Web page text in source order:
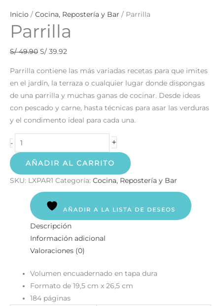
Inicio / Cocina, Repostería y Bar / Parrilla
Parrilla
S/49.90 S/ 39.92
Parrilla contiene las más variadas recetas para que imites
en el jardín, la terraza o cualquier lugar donde dispongas
de una parrilla y muchas ganas de cocinar. Desde ideas
con pescado y carne, hasta técnicas para asar las verduras
y el condimento ideal para cada una.
- +
AÑADIR AL CARRITO
SKU: LXPAR1 Categoría: Cocina, Repostería y Bar
AÑADIR A LA LISTA DE DESEOS
Descripción
Información adicional
Valoraciones (0)
Volumen encuadernado en tapa dura
Formato de 19,5 cm x 26,5 cm
184 páginas